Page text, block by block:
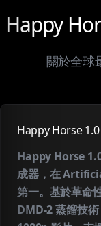
Happy
關於全球
Happy Horse
Happy Horse
成器，在
第一。基於革命
DMD-2 蒸餾技